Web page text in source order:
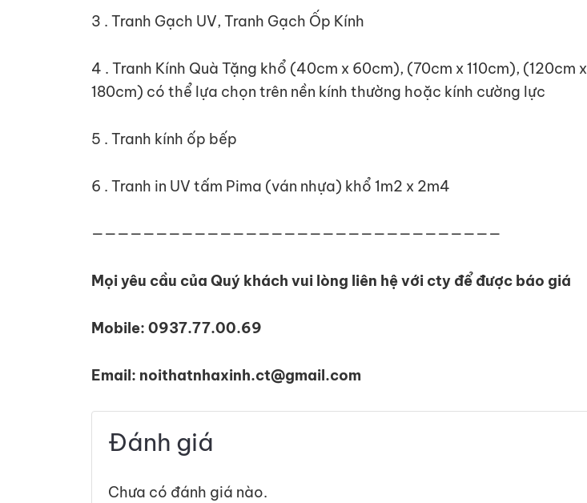
3 . Tranh Gạch UV, Tranh Gạch Ốp Kính
4 . Tranh Kính Quà Tặng khổ (40cm x 60cm), (70cm x 110cm), (120cm x
180cm) có thể lựa chọn trên nền kính thường hoặc kính cường lực
5 . Tranh kính ốp bếp
6 . Tranh in UV tấm Pima (ván nhựa) khổ 1m2 x 2m4
————————————————————————————————
Mọi yêu cầu của Quý khách vui lòng liên hệ với cty để được báo giá
Mobile: 0937.77.00.69
Email: noithatnhaxinh.ct@gmail.com
Đánh giá
Chưa có đánh giá nào.